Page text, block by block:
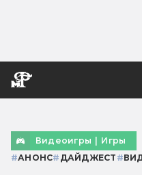
Видеоигры | Игры
#АНОНС# ДАЙДЖЕСТ #